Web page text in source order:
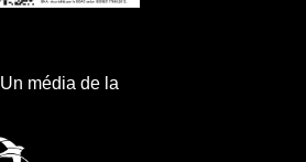
Un média de la